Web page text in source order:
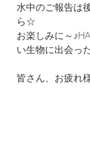
水中のご報告は
ら☆
お楽しみに～
い生物に出会っ
皆さん、お疲れ